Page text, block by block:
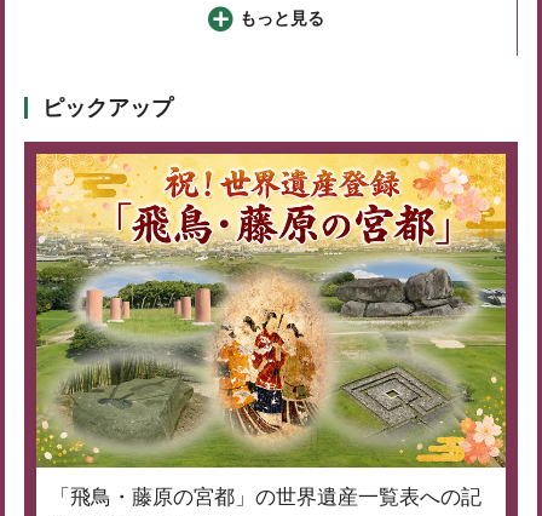
もっと見る
ピックアップ
「飛鳥・藤原の宮都」の世界遺産一覧表への記